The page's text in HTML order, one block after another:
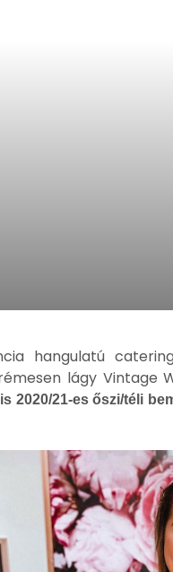
hangulatú
lágy Vintage
2020/21-es őszi/téli